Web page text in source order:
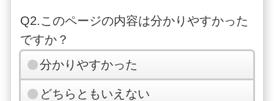
Q2.このページの内容は分かりやすかった
ですか？
分かりやすかった
どちらともいえない